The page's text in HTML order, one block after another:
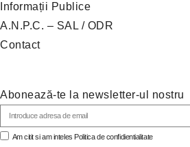
Informații Publice
A.N.P.C. – SAL / ODR
Contact
Abonează-te la newsletter-ul nostru
Am citit si am inteles Politica de confidientialitate